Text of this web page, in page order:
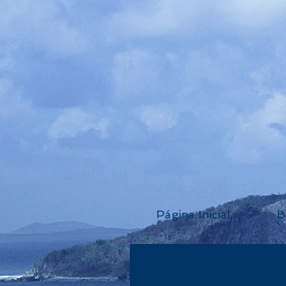
Página Inicial